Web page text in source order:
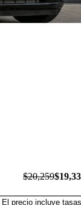
$20,259
El precio incluye tasas